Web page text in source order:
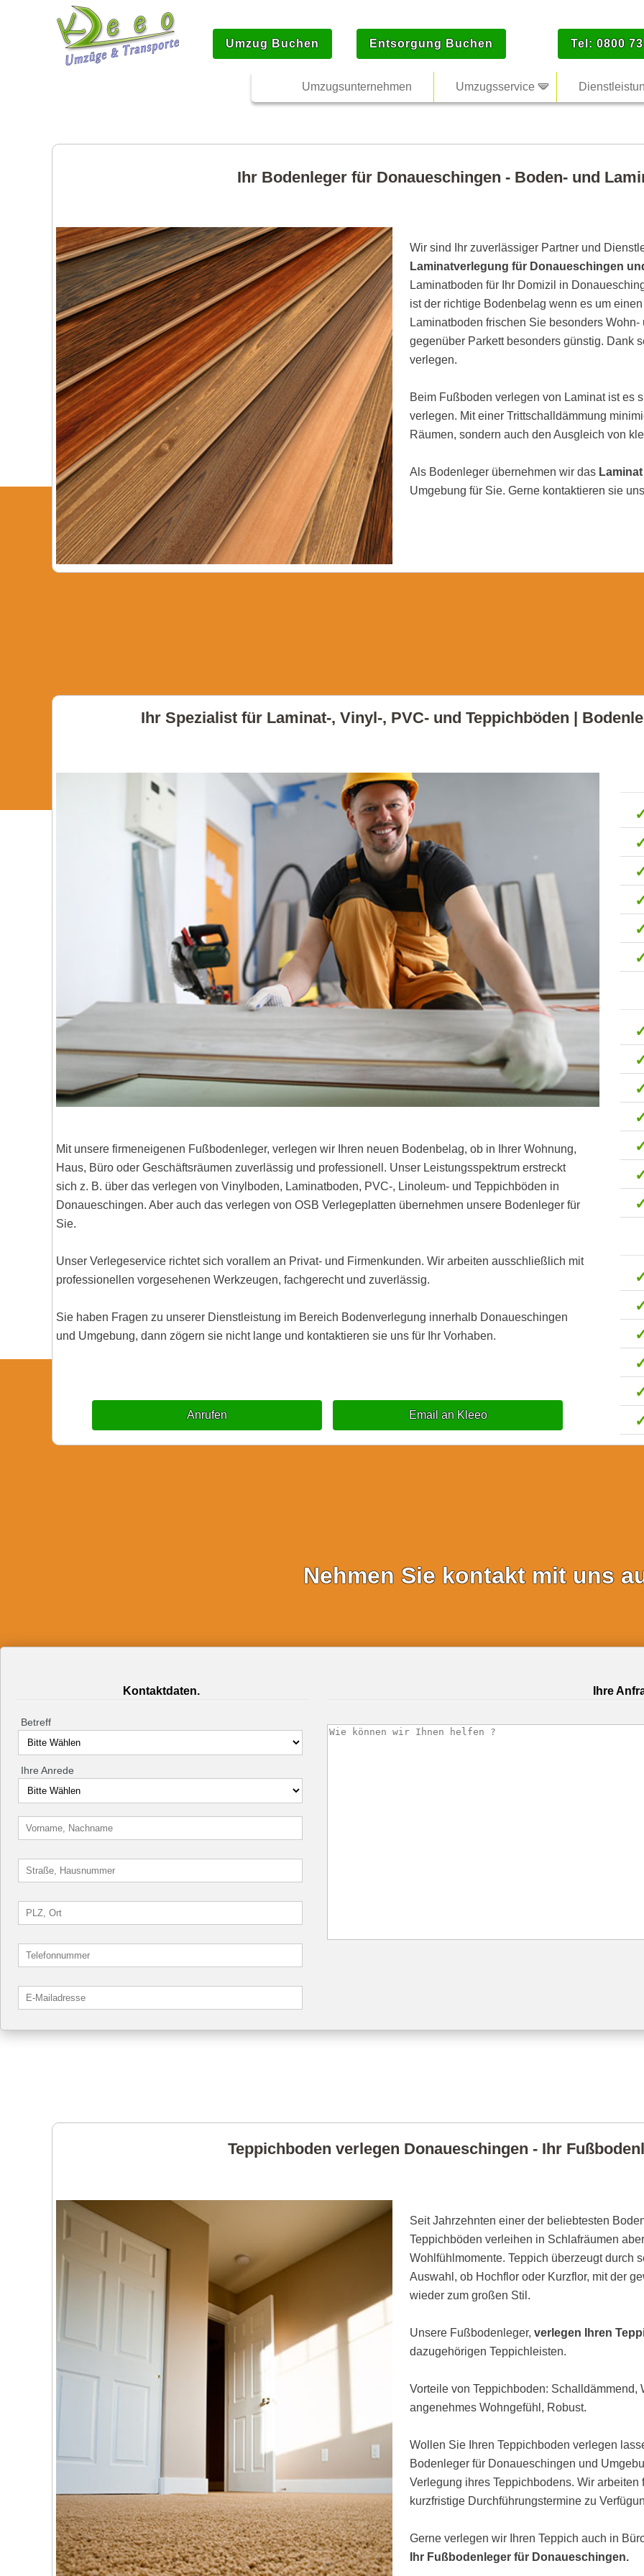
Umzug Buchen Entsorgung Buchen Tel: 0800
Umzugsunternehmen Umzugsservice
Ihr Bodenleger für Donaueschingen - Boden- und
Wir sind Ihr zuverlässiger Partner und
Laminatverlegung für Donaueschingen
Laminatboden für Ihr Domizil in
ist der richtige Bodenbelag wenn es um
Laminatboden frischen Sie besonders
gegenüber Parkett besonders günstig. Dank
verlegen.
Beim Fußboden verlegen von Laminat ist es
verlegen. Mit einer Trittschalldämmung
Räumen, sondern auch den Ausgleich von
Als Bodenleger übernehmen wir das
Umgebung für Sie. Gerne kontaktieren sie
Ihr Spezialist für Laminat-, Vinyl-, PVC- und Teppichböden |
Mit unsere firmeneigenen Fußbodenleger, verlegen wir Ihren neuen Bodenbelag, ob in Ihrer Wohnung,
Haus, Büro oder Geschäftsräumen zuverlässig und professionell. Unser Leistungsspektrum erstreckt
sich z. B. über das verlegen von Vinylboden, Laminatboden, PVC-, Linoleum- und Teppichböden in
Donaueschingen. Aber auch das verlegen von OSB Verlegeplatten übernehmen unsere Bodenleger für
Sie.
Unser Verlegeservice richtet sich vorallem an Privat- und Firmenkunden. Wir arbeiten ausschließlich mit
professionellen vorgesehenen Werkzeugen, fachgerecht und zuverlässig.
Sie haben Fragen zu unserer Dienstleistung im Bereich Bodenverlegung innerhalb Donaueschingen
und Umgebung, dann zögern sie nicht lange und kontaktieren sie uns für Ihr Vorhaben.
Anrufen Email an Kleeo
Nehmen Sie kontakt mit uns
Kontaktdaten.
Betreff
Ihre Anrede
Ihre
Teppichboden verlegen Donaueschingen - Ihr
Seit Jahrzehnten einer der beliebtesten
Teppichböden verleihen in Schlafräumen
Wohlfühlmomente. Teppich überzeugt durch
Auswahl, ob Hochflor oder Kurzflor, mit der
wieder zum großen Stil.
Unsere Fußbodenleger,verlegen Ihren
dazugehörigen Teppichleisten.
Vorteile von Teppichboden:
angenehmes Wohngefühl, Robust.
Wollen Sie Ihren Teppichboden verlegen
Bodenleger für Donaueschingen und
Verlegung ihres Teppichbodens. Wir
kurzfristige Durchführungstermine zu
Gerne verlegen wir Ihren Teppich auch in
Ihr Fußbodenleger für Donaueschingen.